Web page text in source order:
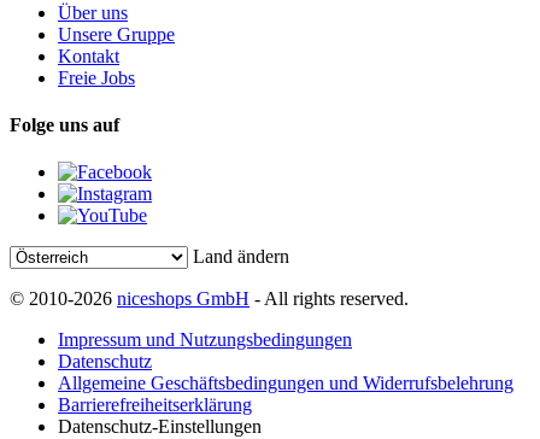
Über uns
Unsere Gruppe
Kontakt
Freie Jobs
Folge uns auf
Land ändern
© 2010-2026 niceshops GmbH - All rights reserved.
Impressum und Nutzungsbedingungen
Datenschutz
Allgemeine Geschäftsbedingungen und Widerrufsbelehrung
Barrierefreiheitserklärung
Datenschutz-Einstellungen